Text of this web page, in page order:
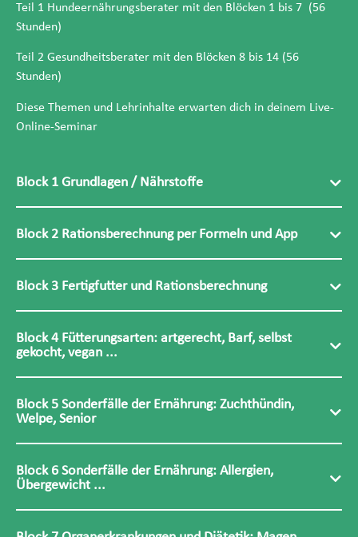
Teil 1 Hundeernährungsberater mit den Blöcken 1 bis 7 (56
Stunden)
Teil 2 Gesundheitsberater mit den Blöcken 8 bis 14 (56
Stunden)
Diese Themen und Lehrinhalte erwarten dich in deinem Live-
Online-Seminar
Block 1 Grundlagen / Nährstoffe
Block 2 Rationsberechnung per Formeln und App
Block 3 Fertigfutter und Rationsberechnung
Block 4 Fütterungsarten: artgerecht, Barf, selbst
gekocht, vegan ...
Block 5 Sonderfälle der Ernährung: Zuchthündin,
Welpe, Senior
Block 6 Sonderfälle der Ernährung: Allergien,
Übergewicht ...